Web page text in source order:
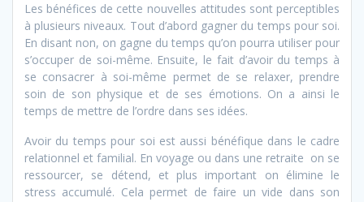
Les bénéfices de cette nouvelles attitudes sont perceptibles
à plusieurs niveaux. Tout d’abord gagner du temps pour soi.
En disant non, on gagne du temps qu’on pourra utiliser pour
s’occuper de soi-même. Ensuite, le fait d’avoir du temps à
se consacrer à soi-même permet de se relaxer, prendre
soin de son physique et de ses émotions. On a ainsi le
temps de mettre de l’ordre dans ses idées.
Avoir du temps pour soi est aussi bénéfique dans le cadre
relationnel et familial. En voyage ou dans une retraite on se
ressourcer, se détend, et plus important on élimine le
stress accumulé. Cela permet de faire un vide dans son